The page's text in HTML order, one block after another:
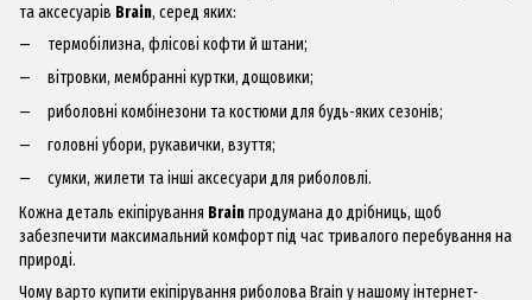
та аксесуарів Brain, серед яких:
термобілизна, флісові кофти й штани;
вітровки, мембранні куртки, дощовики;
риболовні комбінезони та костюми для будь-яких сезонів;
головні убори, рукавички, взуття;
сумки, жилети та інші аксесуари для риболовлі.
Кожна деталь екіпірування Brainпродумана до дрібниць, щоб
забезпечити максимальний комфорт під час тривалого перебування на
природі.
Чому варто купити екіпірування риболова Brain у нашому інтернет-